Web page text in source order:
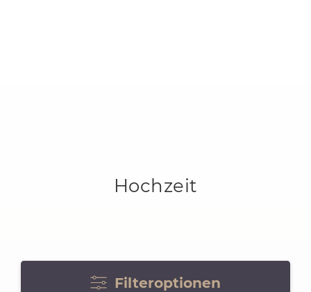
Hochzeit
Filteroptionen